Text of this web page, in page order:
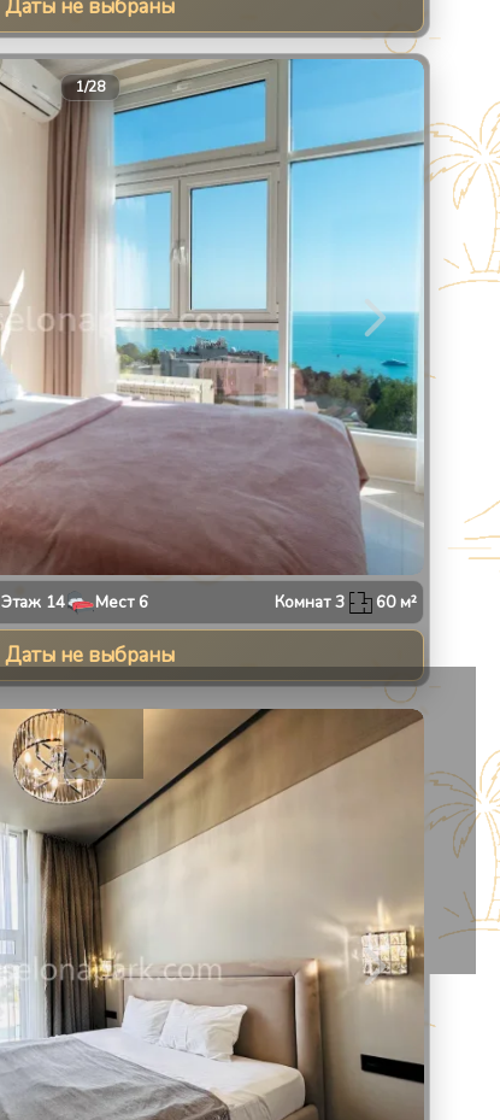
Даты не выбраны
1/28
Этаж 14 Мест 6 Комнат3 60м²
Даты не выбраны
1/ 10